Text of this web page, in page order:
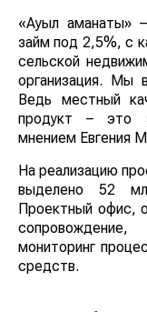
«Ауыл аманаты»
займ под 2,5%, с
сельской
организация. Мы
Ведь местный
продукт – это
мнением Евгения
На реализацию
выделено 52
Проектный офис,
мониторинг
средств.